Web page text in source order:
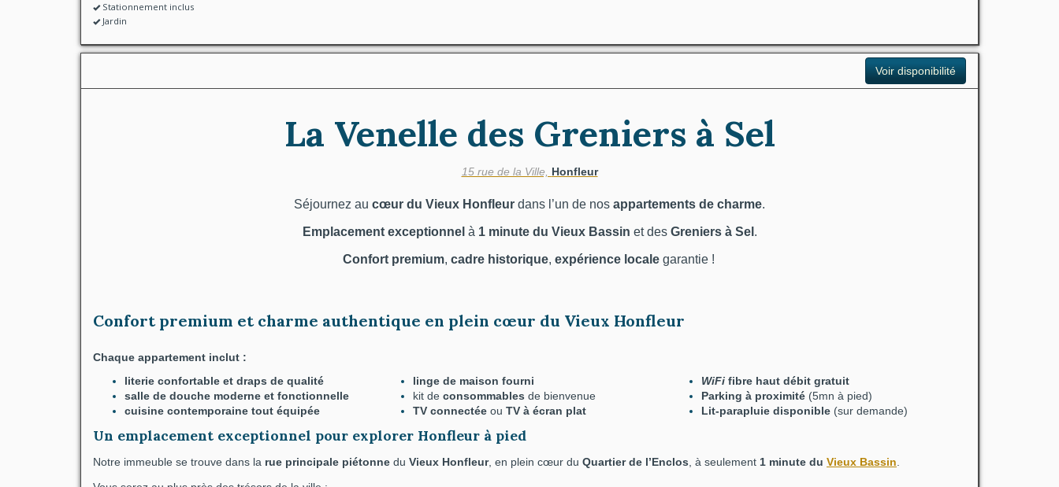
Stationnement inclus
Jardin
Voir disponibilité
La Venelle des Greniers à Sel
15 rue de la Ville, Honfleur
Séjournez au cœur du Vieux Honfleur dans l’un de nos appartements de charme.
Emplacement exceptionnel à 1 minute du Vieux Bassin et des Greniers à Sel .
Confort premium, cadre historique, expérience localegarantie !
Confort premium et charme authentique en plein cœur du Vieux Honfleur
Chaque appartement inclut :
literie confortable et draps de qualité
salle de douche moderne et fonctionnelle
cuisine contemporaine tout équipée
linge de maison fourni
kit de consommables de bienvenue
TV connectée ou TV à écran plat
WiFi fibre haut débit gratuit
Parking à proximité (5mn à pied)
Lit-parapluie disponible (sur demande)
Un emplacement exceptionnel pour explorer Honfleur à pied
Notre immeuble se trouve dans la rue principale piétonne du Vieux Honfleur, en plein cœur du Quartier de l’Enclos , à seulement 1 minute du Vieux Bassin